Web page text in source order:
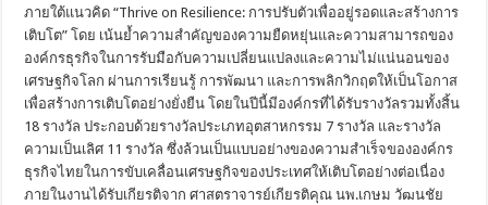
ภายใต้แนวคิด “Thrive on Resilience: การปรับตัวเพื่ออยู่รอดและสร้างการ
เติบโต” โดย เน้นย้ำความสำคัญของความยืดหยุ่นและความสามารถของ
องค์กรธุรกิจในการรับมือกับความเปลี่ยนแปลงและความไม่แน่นอนของ
เศรษฐกิจโลก ผ่านการเรียนรู้ การพัฒนา และการพลิกวิกฤตให้เป็นโอกาส
เพื่อสร้างการเติบโตอย่างยั่งยืน โดยในปีนี้มีองค์กรที่ได้รับรางวัลรวมทั้งสิ้น
18 รางวัล ประกอบด้วยรางวัลประเภทอุตสาหกรรม 7 รางวัล และรางวัล
ความเป็นเลิศ 11 รางวัล ซึ่งล้วนเป็นแบบอย่างของความสำเร็จขององค์กร
ธุรกิจไทยในการขับเคลื่อนเศรษฐกิจของประเทศให้เติบโตอย่างต่อเนื่อง
ภายในงานได้รับเกียรติจาก ศาสตราจารย์เกียรติคุณ นพ.เกษม วัฒนชัย